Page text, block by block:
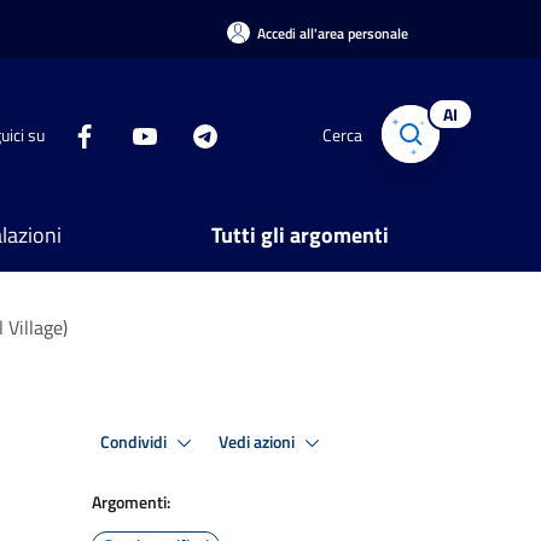
Accedi all'area personale
su Cerca
AI
Tutti gli argomenti
Village)
Condividi Vedi azioni
Argomenti: